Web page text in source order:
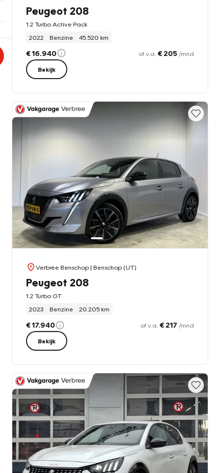
Peugeot 208
1.2 Turbo Active Pack
2022
Benzine 45.520 km
€ 16.940 of v.a. € 205 /mnd
Bekijk
Verbree Benschop| Benschop (UT)
Peugeot 208
1.2 Turbo GT
2023
Benzine 20.205 km
€ 17.940 of v.a. € 217 /mnd
Bekijk